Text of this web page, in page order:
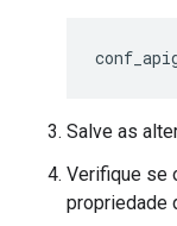
Salve as
Verifique se
propriedade